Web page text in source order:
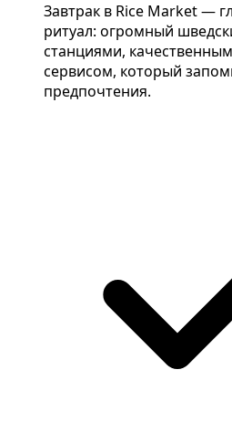
Завтрак в Rice Market —
ритуал: огромный
станциями,
сервисом, который
предпочтения.